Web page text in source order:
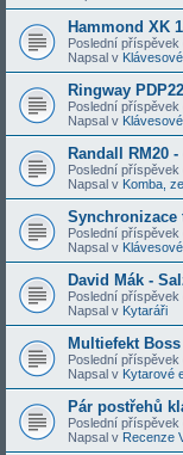
Hammond XK
Poslední příspěvek
Napsal v
Ringway
Poslední příspěvek
Napsal v
Randall RM20
Poslední příspěvek
Napsal v Komba,
Synchronizace
Poslední příspěvek
Napsal v
David Mák -
Poslední příspěvek
Napsal v Kytaráři
Multiefekt
Poslední příspěvek
Napsal v Kytarové
Pár postřehů
Poslední příspěvek
Napsal v Recenze